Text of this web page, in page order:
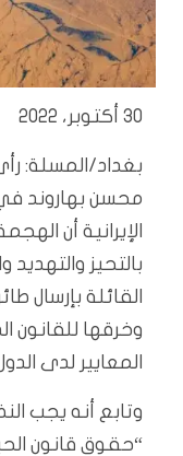
30 أكتوبر، 2022
بغداد/المسلة:
محسن بهاروند
الإيرانية أن
بالتحيز والتهديد
القائلة بإرسال
وخرقها للقانون
المعايير لدى
وتابع أنه يجب
“حقوق قانون